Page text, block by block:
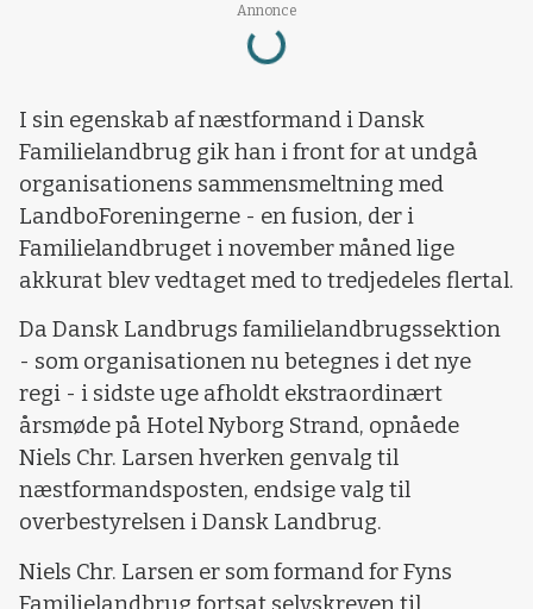
Annonce
Loading...
I sin egenskab af næstformand i Dansk
Familielandbrug gik han i front for at undgå
organisationens sammensmeltning med
LandboForeningerne - en fusion, der i
Familielandbruget i november måned lige
akkurat blev vedtaget med to tredjedeles flertal.
Da Dansk Landbrugs familielandbrugssektion
- som organisationen nu betegnes i det nye
regi - i sidste uge afholdt ekstraordinært
årsmøde på Hotel Nyborg Strand, opnåede
Niels Chr. Larsen hverken genvalg til
næstformandsposten, endsige valg til
overbestyrelsen i Dansk Landbrug.
Niels Chr. Larsen er som formand for Fyns
Familielandbrug fortsat selvskreven til